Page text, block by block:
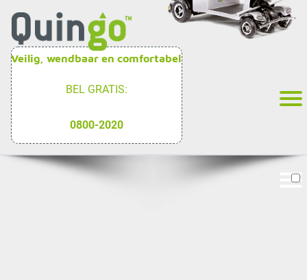
Veilig, wendbaar en comfortabel
BEL GRATIS:
0800-2020